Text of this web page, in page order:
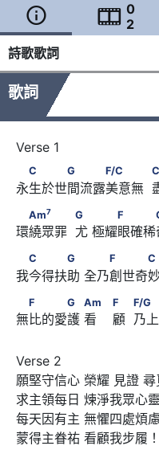
  0
2
詩歌歌詞
歌詞
C　　　G　　　F/C　　　
C G F/C C
永生於世間流露美意無
Am7 G　
Am7 G F
環繞眾罪  尤 極耀眼確稀
C　　　G　      　　F
C G F C
我今得扶助 全乃創世奇妙
F　　　G　      Am　
F/G　　
C
F G Am F F/G
無比的愛護 看    顧  乃
Verse 2
願堅守信心 榮耀 見證 尋
求主領每日 煉淨我眾心靈
每天因有主 無懼四處煩慮
蒙得主眷祐 看顧我步履！